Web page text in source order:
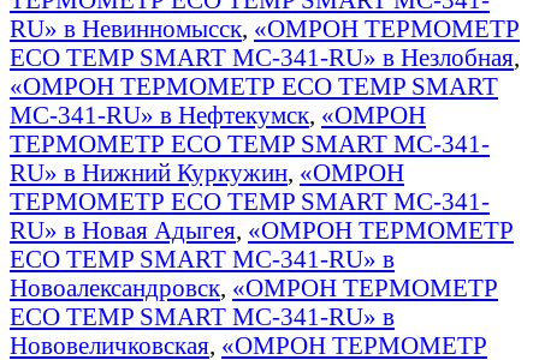
RU» в Невинномысск, «ОМРОН ТЕРМОМЕТР
ECO TEMP SMART MC-341-RU» в Незлобная,
«ОМРОН ТЕРМОМЕТР ECO TEMP SMART
MC-341-RU» в Нефтекумск, «ОМРОН
ТЕРМОМЕТР ECO TEMP SMART MC-341-
RU» в Нижний Куркужин, «ОМРОН
ТЕРМОМЕТР ECO TEMP SMART MC-341-
RU» в Новая Адыгея, «ОМРОН ТЕРМОМЕТР
ECO TEMP SMART MC-341-RU» в
Новоалександровск, «ОМРОН ТЕРМОМЕТР
ECO TEMP SMART MC-341-RU» в
Нововеличковская, «ОМРОН ТЕРМОМЕТР